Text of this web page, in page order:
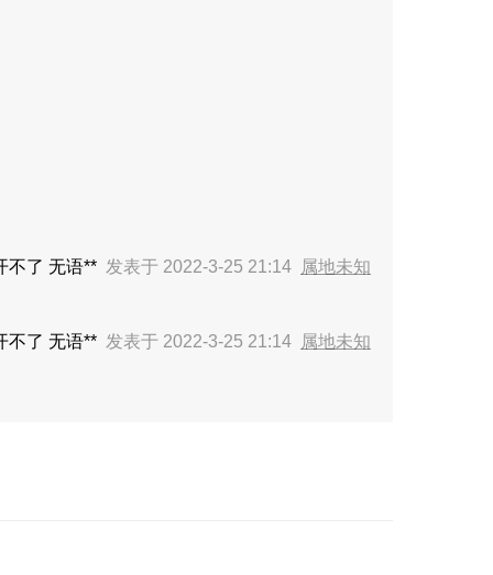
不了 无语** 发表于 2022-3-25 21:14 属地未知
不了 无语** 发表于 2022-3-25 21:14 属地未知